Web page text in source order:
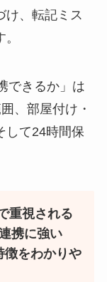
け、転記ミス
できるか」は
、部屋付け・
して24時間保
重視される
携に強い
徴をわかりや